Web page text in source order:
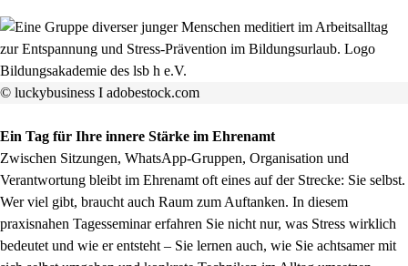
© luckybusiness I adobestock.com
Ein Tag für Ihre innere Stärke im Ehrenamt
Zwischen Sitzungen, WhatsApp-Gruppen, Organisation und
Verantwortung bleibt im Ehrenamt oft eines auf der Strecke: Sie selbst.
Wer viel gibt, braucht auch Raum zum Auftanken. In diesem
praxisnahen Tagesseminar erfahren Sie nicht nur, was Stress wirklich
bedeutet und wie er entsteht – Sie lernen auch, wie Sie achtsamer mit